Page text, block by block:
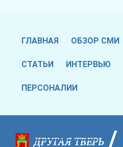
ГЛАВНАЯ ОБЗОР СМИ
СТАТЬИ ИНТЕРВЬЮ
ПЕРСОНАЛИИ